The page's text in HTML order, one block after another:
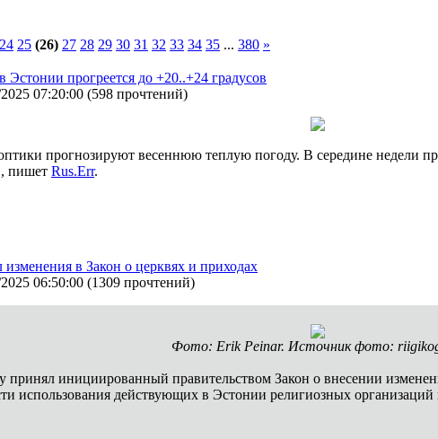
24 25 (26) 27 28 29 30 31 32 33 34 35 ... 380 »
Эстонии прогреется до +20..+24 градусов
07:20:00 (598 прочтений)
прогнозируют весеннюю теплую погоду. В середине недели
пишет Rus.Err.
в Закон о церквях и приходах
06:50:00 (1309 прочтений)
Фото: Erik Peinar. Источник фото:
принял инициированный правительством Закон о внесении
использования действующих в Эстонии религиозных